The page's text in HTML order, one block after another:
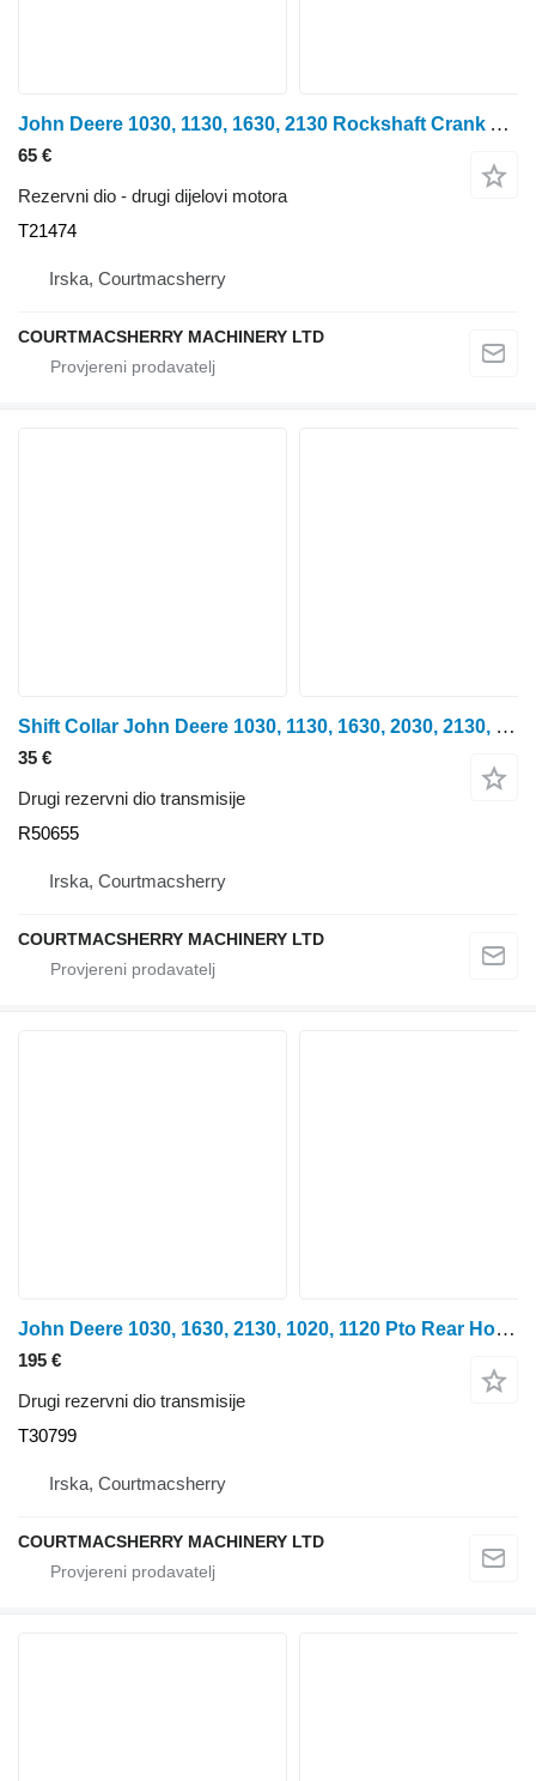
John Deere 1030, 1130, 1630, 2130 Rockshaft Crank Arm Lever, Rod T21474, F2 za traktora na kotačima
65 €
Rezervni dio - drugi dijelovi motora
T21474
Irska, Courtmacsherry
COURTMACSHERRY MACHINERY LTD
Shift Collar John Deere 1030, 1130, 1630, 2030, 2130, 1640, 1840, 2040 Shift Collar R506 R50655 za John Deere 1120, 1130, 1630, 22401030, 1130, 1630, 2030, 213, 1640, 1840, 2040 0 traktora na kotačima
35 €
Drugi rezervni dio transmisije
R50655
Irska, Courtmacsherry
COURTMACSHERRY MACHINERY LTD
John Deere 1030, 1630, 2130, 1020, 1120 Pto Rear Housing T30799 za traktora na kotačima
195 €
Drugi rezervni dio transmisije
T30799
Irska, Courtmacsherry
COURTMACSHERRY MACHINERY LTD